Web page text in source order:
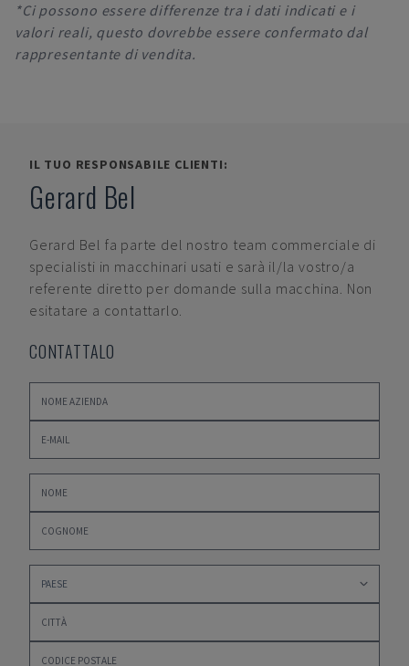
*Ci possono essere differenze tra i dati indicati e i
valori reali, questo dovrebbe essere confermato dal
rappresentante di vendita.
IL TUO RESPONSABILE CLIENTI:
Gerard Bel
Gerard Bel fa parte del nostro team commerciale di
specialisti in macchinari usati e sarà il/la vostro/a
referente diretto per domande sulla macchina. Non
esitatare a contattarlo.
CONTATTALO